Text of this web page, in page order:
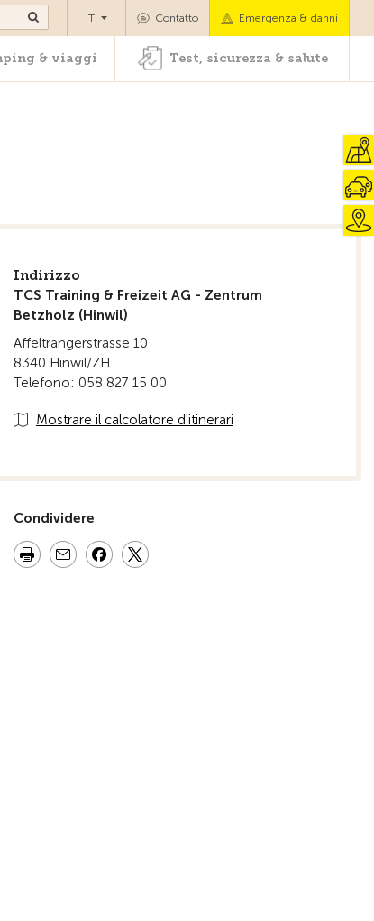
Camping & viaggi Test, sicurezza & salute
Contatto Emergenza & danni
IT
& viaggi Test, sicurezza & salute
Indirizzo
TCS Training & Freizeit AG - Zentrum
Betzholz (Hinwil)
Affeltrangerstrasse 10
8340 Hinwil/ZH
Telefono: 058 827 15 00
Mostrare il calcolatore d'itinerari
Condividere